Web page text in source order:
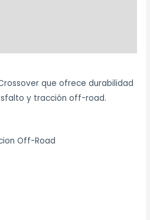
que ofrece durabilidad
y tracción off-road.
Off-Road